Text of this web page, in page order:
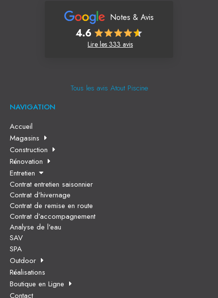
Notes & Avis
4.6
Lire les 333 avis
Tous les avis Atout Piscine
NAVIGATION
Accueil
Magasins
Construction
Rénovation
Entretien
Contrat entretien saisonnier
Contrat d’hivernage
Contrat de remise en route
Contrat d’accompagnement
Analyse de l’eau
SAV
SPA
Outdoor
Réalisations
Boutique en Ligne
Contact